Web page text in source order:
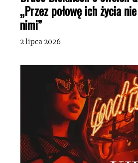
„Przez połowę ich życia
nimi”
2 lipca 2026